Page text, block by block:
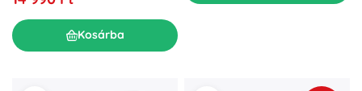
Kosárba